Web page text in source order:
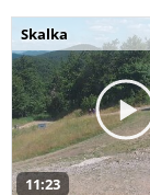
Skalka
11:23